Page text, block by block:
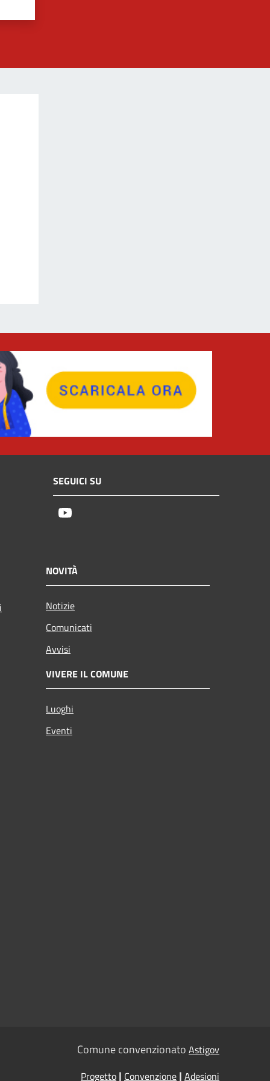
SEGUICI SU
NOVITÀ
Notizie
Comunicati
Avvisi
VIVERE IL COMUNE
Luoghi
Eventi
Comune convenzionato Astigov
Progetto | Convenzione | Adesioni